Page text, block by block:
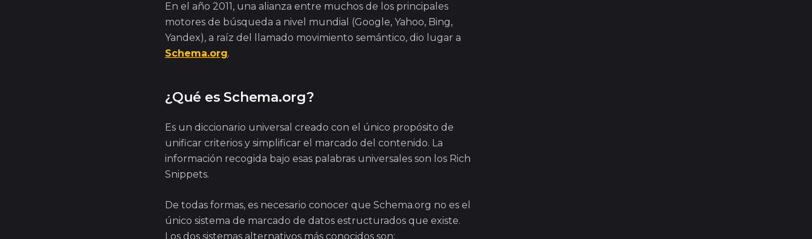
En el año 2011, una alianza entre muchos de los principales
motores de búsqueda a nivel mundial (Google, Yahoo, Bing,
Yandex), a raíz del llamado movimiento semántico, dio lugar a
Schema.org.
¿Qué es Schema.org?
Es un diccionario universal creado con el único propósito de
unificar criterios y simplificar el marcado del contenido. La
información recogida bajo esas palabras universales son los Rich
Snippets.
De todas formas, es necesario conocer que Schema.org no es el
único sistema de marcado de datos estructurados que existe.
Los dos sistemas alternativos más conocidos son: